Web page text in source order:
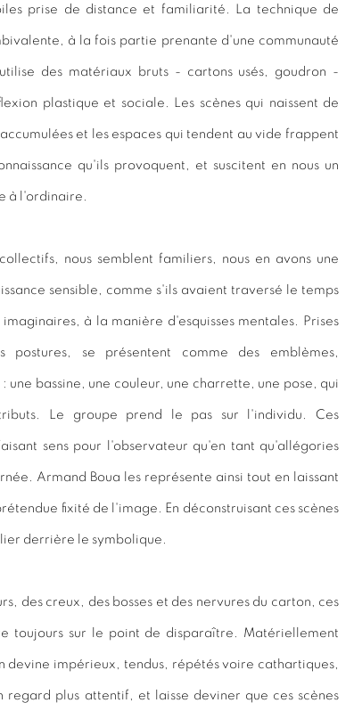
prise de distance et familiarité. La technique de
à la fois partie prenante d'une communauté
des matériaux bruts - cartons usés, goudron -
plastique et sociale. Les scènes qui naissent de
et les espaces qui tendent au vide frappent
qu'ils provoquent, et suscitent en nous un
à l'ordinaire.
nous semblent familiers, nous en avons une
sensible, comme s'ils avaient traversé le temps
à la manière d'esquisses mentales. Prises
se présentent comme des emblèmes,
une bassine, une couleur, une charrette, une pose, qui
Le groupe prend le pas sur l'individu. Ces
sens pour l'observateur qu'en tant qu'allégories
Armand Boua les représente ainsi tout en laissant
fixité de l'image. En déconstruisant ces scènes
derrière le symbolique.
des creux, des bosses et des nervures du carton, ces
toujours sur le point de disparaître. Matériellement
devine impérieux, tendus, répétés voire cathartiques,
plus attentif, et laisse deviner que ces scènes